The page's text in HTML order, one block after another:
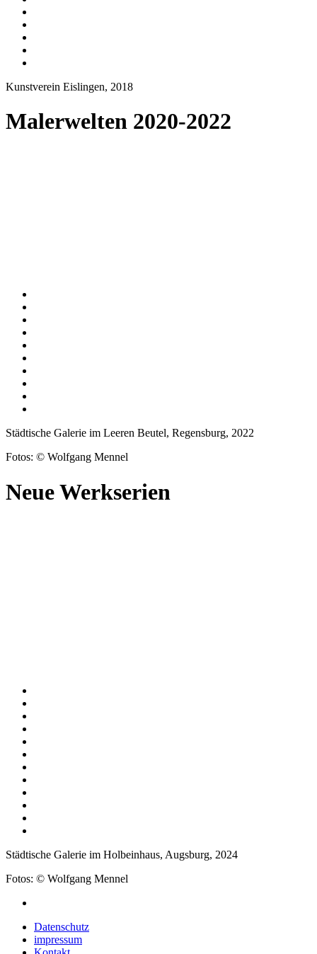
Kunstverein Eislingen, 2018
Malerwelten 2020-2022
Städtische Galerie im Leeren Beutel, Regensburg, 2022
Fotos: © Wolfgang Mennel
Neue Werkserien
Städtische Galerie im Holbeinhaus, Augsburg, 2024
Fotos: © Wolfgang Mennel
Datenschutz
impressum